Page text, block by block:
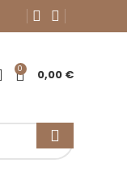
0 0,00 €